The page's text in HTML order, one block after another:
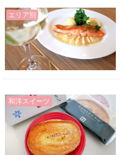
エリア別
和洋スイーツ